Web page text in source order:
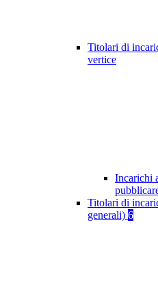
Titolari di
vertice
Incarichi
Titolari di
generali) 6